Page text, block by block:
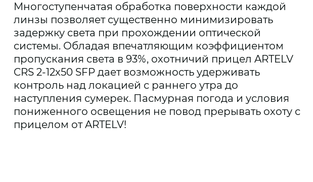
Многоступенчатая обработка поверхности каждой
линзы позволяет существенно минимизировать
задержку света при прохождении оптической
системы. Обладая впечатляющим коэффициентом
пропускания света в 93%, охотничий прицел ARTELV
CRS 2-12x50 SFP дает возможность удерживать
контроль над локацией с раннего утра до
наступления сумерек. Пасмурная погода и условия
пониженного освещения не повод прерывать охоту с
прицелом от ARTELV!